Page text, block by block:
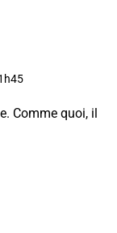
Comme quoi, il